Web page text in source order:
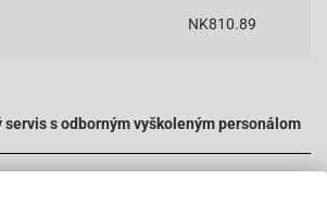
NK810.89
servis s odborným vyškoleným personálom